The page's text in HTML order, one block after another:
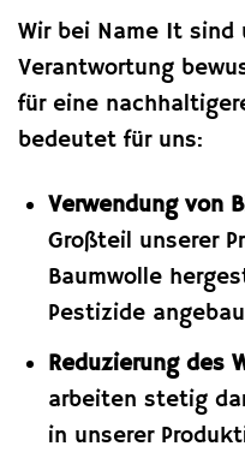
Wir bei Name It sind
Verantwortung
für eine
bedeutet für uns:
Verwendung von
Großteil unserer
Baumwolle
Pestizide
Reduzierung des
arbeiten stetig
in unserer